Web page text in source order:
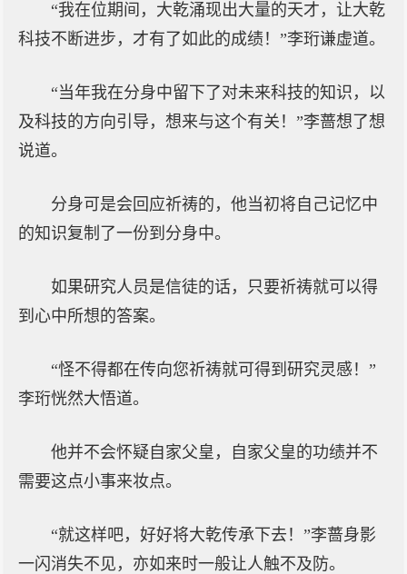
“我在位期间，大乾涌现出大量的天才，让大乾
科技不断进步，才有了如此的成绩！”李珩谦虚道。
“当年我在分身中留下了对未来科技的知识，以
及科技的方向引导，想来与这个有关！”李蔷想了想
说道。
分身可是会回应祈祷的，他当初将自己记忆中
的知识复制了一份到分身中。
如果研究人员是信徒的话，只要祈祷就可以得
到心中所想的答案。
“怪不得都在传向您祈祷就可得到研究灵感！”
李珩恍然大悟道。
他并不会怀疑自家父皇，自家父皇的功绩并不
需要这点小事来妆点。
“就这样吧，好好将大乾传承下去！”李蔷身影
一闪消失不见，亦如来时一般让人触不及防。